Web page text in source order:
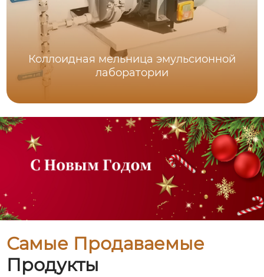
Коллоидная мельница эмульсионной
лаборатории
Самые Продаваемые
Продукты